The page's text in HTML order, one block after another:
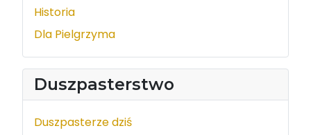
Historia
Dla Pielgrzyma
Duszpasterstwo
Duszpasterze dziś